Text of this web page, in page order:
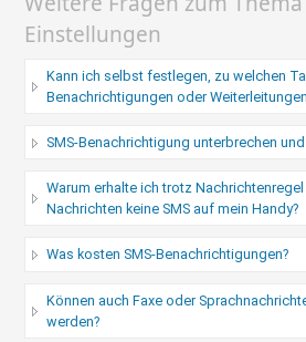
Einstellungen
Kann ich selbst festlegen, zu welchen
Benachrichtigungen oder
SMS-Benachrichtigung unterbrechen
Warum erhalte ich trotz
Nachrichten keine SMS auf mein Handy?
Was kosten SMS-Benachrichtigungen?
Können auch Faxe oder
werden?